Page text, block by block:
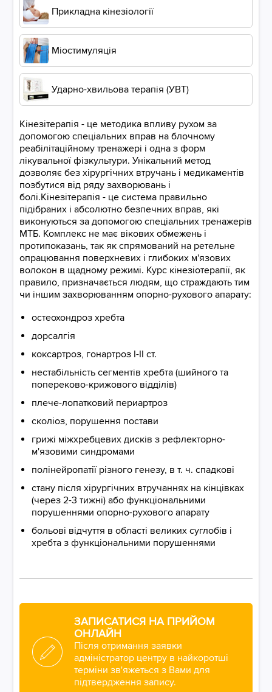
Прикладна кінезіології
Міостимуляція
Ударно-хвильова терапія (УВТ)
Кінезітерапія - це методика впливу рухом за
допомогою спеціальних вправ на блочному
реабілітаційному тренажері і одна з форм
лікувальної фізкультури. Унікальний метод
дозволяє без хірургічних втручань і медикаментів
позбутися від ряду захворювань і
болі.Кінезітерапія - це система правильно
підібраних і абсолютно безпечних вправ, які
виконуються за допомогою спеціальних тренажерів
МТБ. Комплекс не має вікових обмежень і
протипоказань, так як спрямований на ретельне
опрацювання поверхневих і глибоких м'язових
волокон в щадному режимі. Курс кінезіотерапії, як
правило, призначається людям, що страждають тим
чи іншим захворюванням опорно-рухового апарату:
остеохондроз хребта
дорсалгія
коксартроз, гонартроз I-II ст.
нестабільність сегментів хребта (шийного та
попереково-крижового відділів)
плече-лопатковий периартроз
сколіоз, порушення постави
грижі міжхребцевих дисків з рефлекторно-
м'язовими синдромами
полінейропатії різного генезу, в т. ч. спадкові
стану після хірургічних втручаннях на кінцівках
(через 2-3 тижні) або функціональними
порушеннями опорно-рухового апарату
больові відчуття в області великих суглобів і
хребта з функціональними порушеннями
ЗАПИСАТИСЯ НА ПРИЙОМ
ОНЛАЙН
Після отримання заявки
адміністратор центру в найкоротші
терміни зв'яжеться з Вами для
підтвердження запису.